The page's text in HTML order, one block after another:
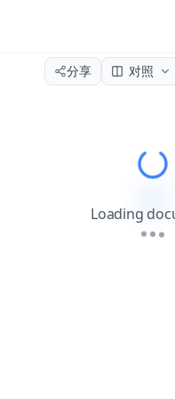
分享 对照
Loading